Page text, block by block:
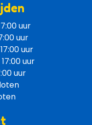
uur
uur
uur
uur
uur